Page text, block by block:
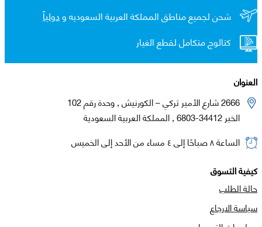
شحن لجميع مناطق المملكة العربية السعوديه ودولياً
كتالوج متكامل لقطع الغيار
العنوان
2666 شارع الأمير تركي – الكورنيش , وحدة رقم 102
الخبر 34412-6803 , المملكة العربية السعودية
الساعة ٨ صباحًا إلى ٤ مساء من الأحد إلى الخميس
كيفية التسوق
حالة الطلب
سياسة الارجاع